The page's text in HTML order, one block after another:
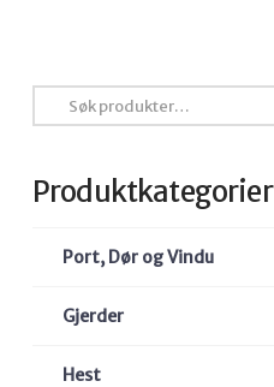
etter:
Produktkategorier
Port, Dør og Vindu
Gjerder
Hest